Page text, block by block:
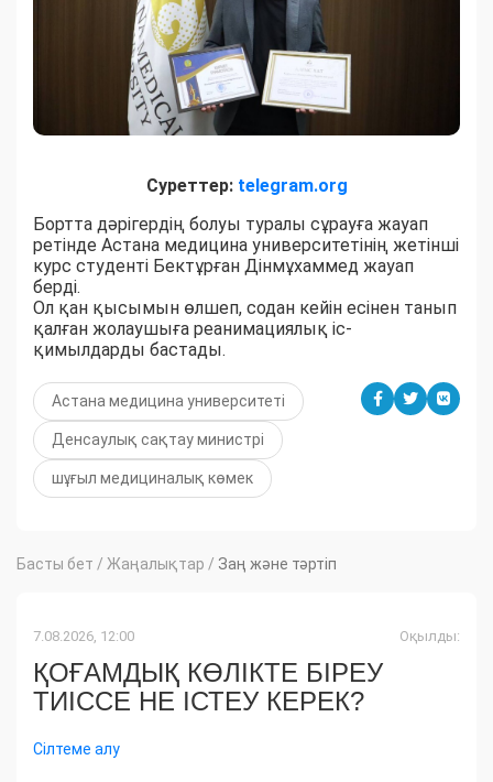
Суреттер: telegram.org
Бортта дәрігердің болуы туралы сұрауға жауап
ретінде Астана медицина университетінің жетінші
курс студенті Бектұрған Дінмұхаммед жауап
берді.
Ол қан қысымын өлшеп, содан кейін есінен танып
қалған жолаушыға реанимациялық іс-
қимылдарды бастады.
Астана медицина университеті
Денсаулық сақтау министрі
шұғыл медициналық көмек
Басты бет / Жаңалықтар / Заң және тәртіп
7.08.2026, 12:00 Оқылды:
ҚОҒАМДЫҚ КӨЛІКТЕ БІРЕУ
ТИІССЕ НЕ ІСТЕУ КЕРЕК?
Сілтеме алу